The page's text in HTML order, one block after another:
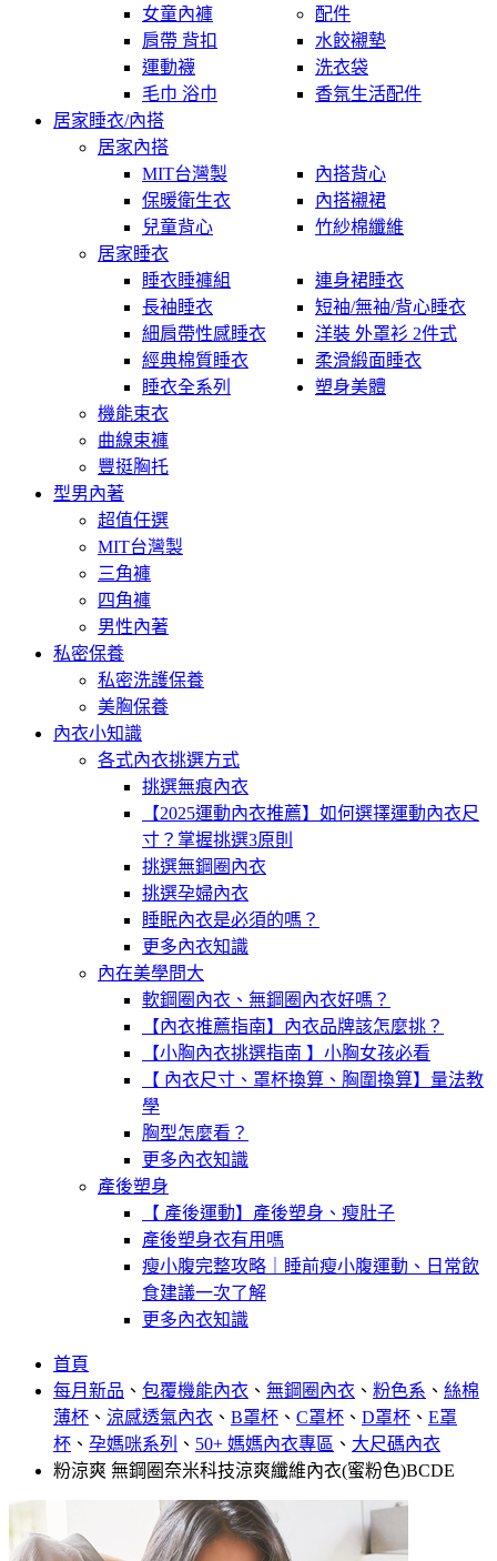
女童內褲
配件
肩帶 背扣
水餃襯墊
運動襪
洗衣袋
毛巾 浴巾
香氛生活配件
居家睡衣/內搭
居家內搭
MIT台灣製
內搭背心
保暖衛生衣
內搭襯裙
兒童背心
竹紗棉纖維
居家睡衣
睡衣睡褲組
連身裙睡衣
長袖睡衣
短袖/無袖/背心睡衣
細肩帶性感睡衣
洋裝 外罩衫 2件式
經典棉質睡衣
柔滑緞面睡衣
睡衣全系列
塑身美體
機能束衣
曲線束褲
豐挺胸托
型男內著
超值任選
MIT台灣製
三角褲
四角褲
男性內著
私密保養
私密洗護保養
美胸保養
內衣小知識
各式內衣挑選方式
挑選無痕內衣
【2025運動內衣推薦】如何選擇運動內衣尺
寸？掌握挑選3原則
挑選無鋼圈內衣
挑選孕婦內衣
睡眠內衣是必須的嗎？
更多內衣知識
內在美學問大
軟鋼圈內衣、無鋼圈內衣好嗎？
【內衣推薦指南】內衣品牌該怎麼挑？
【小胸內衣挑選指南 】小胸女孩必看
【 內衣尺寸、罩杯換算、胸圍換算】量法教
學
胸型怎麼看？
更多內衣知識
產後塑身
【 產後運動】產後塑身、瘦肚子
產後塑身衣有用嗎
瘦小腹完整攻略｜睡前瘦小腹運動、日常飲
食建議一次了解
更多內衣知識
首頁
每月新品 、 包覆機能內衣 、 無鋼圈內衣 、 粉色系 、 絲棉
薄杯 、 涼感透氣內衣 、 B罩杯 、 C罩杯 、 D罩杯 、 E罩
杯 、 孕媽咪系列 、 50+ 媽媽內衣專區 、 大尺碼內衣
粉涼爽 無鋼圈奈米科技涼爽纖維內衣(蜜粉色)BCDE